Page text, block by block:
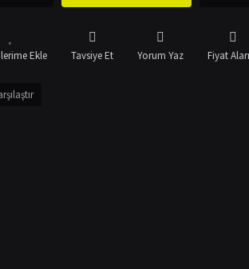
Tavsiye Et Yorum Yaz Fiyat